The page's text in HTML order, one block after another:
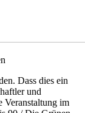
Dass dies ein
und
Veranstaltung im